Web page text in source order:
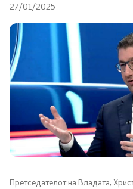
Национални стратегии
Влада
Претседател на Владата
Канцеларија на
Заменици на
Состав на Владата
27/01/2025
Претседателот на Владата,